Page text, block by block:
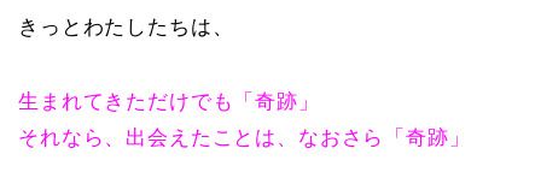
きっとわたしたちは、
生まれてきただけでも「奇跡」
それなら、出会えたことは、なおさら「奇跡」